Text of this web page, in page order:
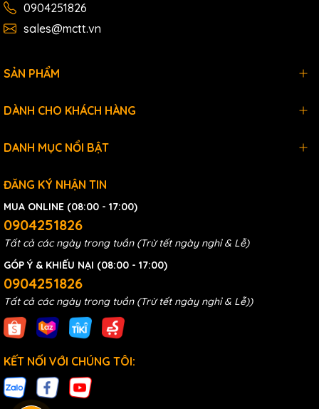
0904251826
sales@mctt.vn
SẢN PHẨM
DÀNH CHO KHÁCH HÀNG
DANH MỤC NỔI BẬT
ĐĂNG KÝ NHẬN TIN
MUA ONLINE (08:00 - 17:00)
0904251826
Tất cả các ngày trong tuần (Trừ tết ngày nghỉ & Lễ)
GÓP Ý & KHIẾU NẠI (08:00 - 17:00)
0904251826
Tất cả các ngày trong tuần (Trừ tết ngày nghỉ & Lễ))
KẾT NỐI VỚI CHÚNG TÔI: